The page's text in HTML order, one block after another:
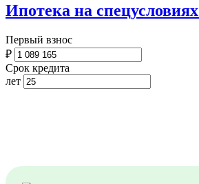
Ипотека на спецусловиях
Первый взнос
₽
Срок кредита
лет